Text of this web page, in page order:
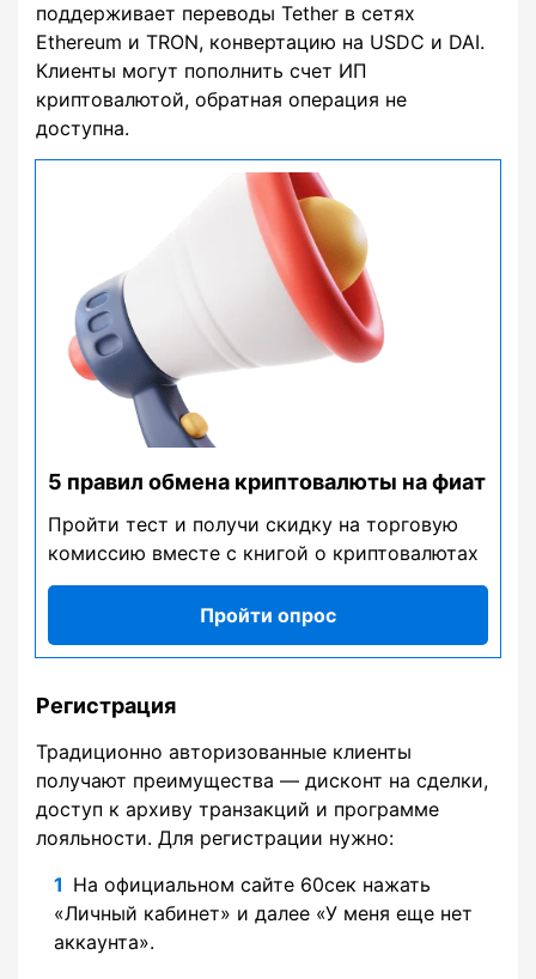
поддерживает переводы Tether в сетях
Ethereum и TRON, конвертацию на USDC и DAI.
Клиенты могут пополнить счет ИП
криптовалютой, обратная операция не
доступна.
5 правил обмена криптовалюты на фиат
Пройти тест и получи скидку на торговую
комиссию вместе с книгой о криптовалютах
Пройти опрос
Регистрация
Традиционно авторизованные клиенты
получают преимущества — дисконт на сделки,
доступ к архиву транзакций и программе
лояльности. Для регистрации нужно:
На официальном сайте 60сек нажать
«Личный кабинет» и далее «У меня еще нет
аккаунта».